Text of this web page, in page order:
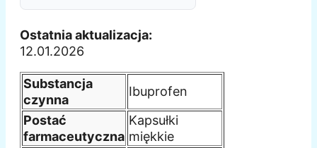
Ostatnia aktualizacja:
12.01.2026
Substancja
czynna
Ibuprofen
Postać
farmaceutyczna
Kapsułki
miękkie